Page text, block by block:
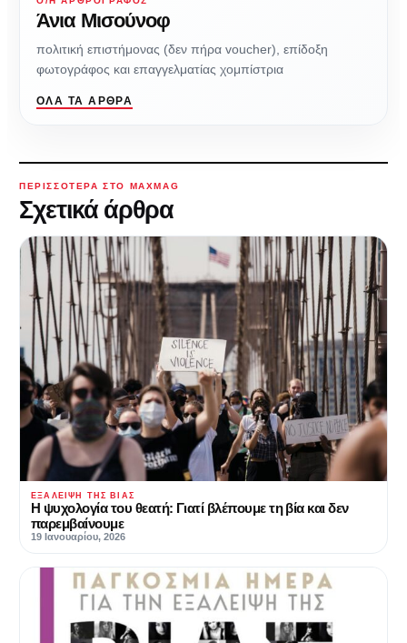
Άνια Μισούνοφ
πολιτική επιστήμονας (δεν πήρα voucher), επίδοξη
φωτογράφος και επαγγελματίας χομπίστρια
ΌΛΑ ΤΑ ΆΡΘΡΑ
ΠΕΡΙΣΣΌΤΕΡΑ ΣΤΟ MAXMAG
Σχετικά άρθρα
ΕΞΆΛΕΙΨΗ ΤΗΣ ΒΊΑΣ
Η ψυχολογία του θεατή: Γιατί βλέπουμε τη βία και δεν
παρεμβαίνουμε
19 Ιανουαρίου, 2026